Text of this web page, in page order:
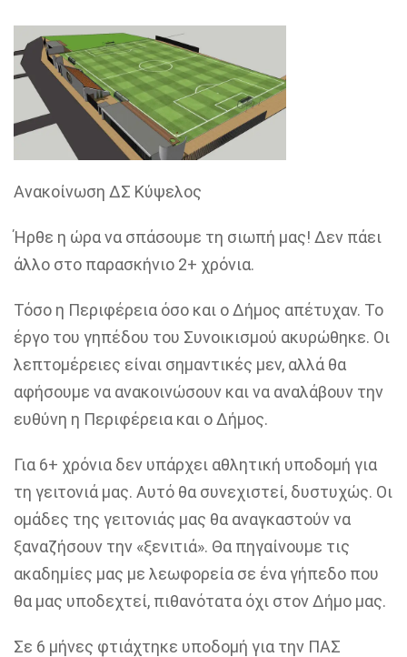
Ανακοίνωση ΔΣ Κύψελος
Ήρθε η ώρα να σπάσουμε τη σιωπή μας! Δεν πάει
άλλο στο παρασκήνιο 2+ χρόνια.
Τόσο η Περιφέρεια όσο και ο Δήμος απέτυχαν. Το
έργο του γηπέδου του Συνοικισμού ακυρώθηκε. Οι
λεπτομέρειες είναι σημαντικές μεν, αλλά θα
αφήσουμε να ανακοινώσουν και να αναλάβουν την
ευθύνη η Περιφέρεια και ο Δήμος.
Για 6+ χρόνια δεν υπάρχει αθλητική υποδομή για
τη γειτονιά μας. Αυτό θα συνεχιστεί, δυστυχώς. Οι
ομάδες της γειτονιάς μας θα αναγκαστούν να
ξαναζήσουν την «ξενιτιά». Θα πηγαίνουμε τις
ακαδημίες μας με λεωφορεία σε ένα γήπεδο που
θα μας υποδεχτεί, πιθανότατα όχι στον Δήμο μας.
Σε 6 μήνες φτιάχτηκε υποδομή για την ΠΑΣ